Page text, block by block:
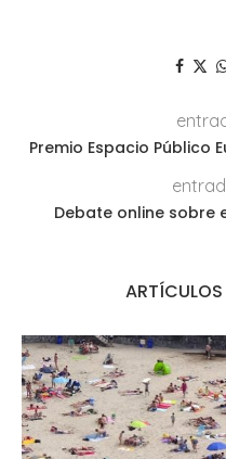
Premio Espacio Público
Debate online sobre